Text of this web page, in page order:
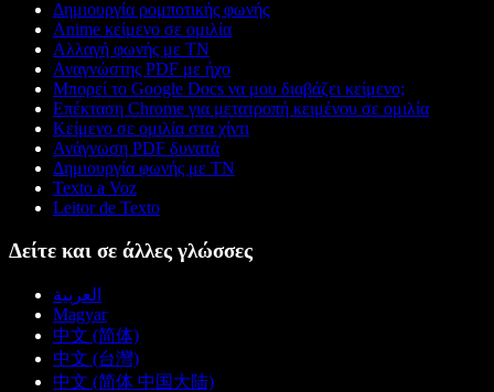
Δημιουργία ρομποτικής φωνής
Anime κείμενο σε ομιλία
Αλλαγή φωνής με ΤΝ
Αναγνώστης PDF με ήχο
Μπορεί το Google Docs να μου διαβάζει κείμενο;
Επέκταση Chrome για μετατροπή κειμένου σε ομιλία
Κείμενο σε ομιλία στα χίντι
Ανάγνωση PDF δυνατά
Δημιουργία φωνής με ΤΝ
Texto a Voz
Leitor de Texto
Δείτε και σε άλλες γλώσσες
العربية
Magyar
中文 (简体)
中文 (台灣)
中文 (简体 中国大陆)